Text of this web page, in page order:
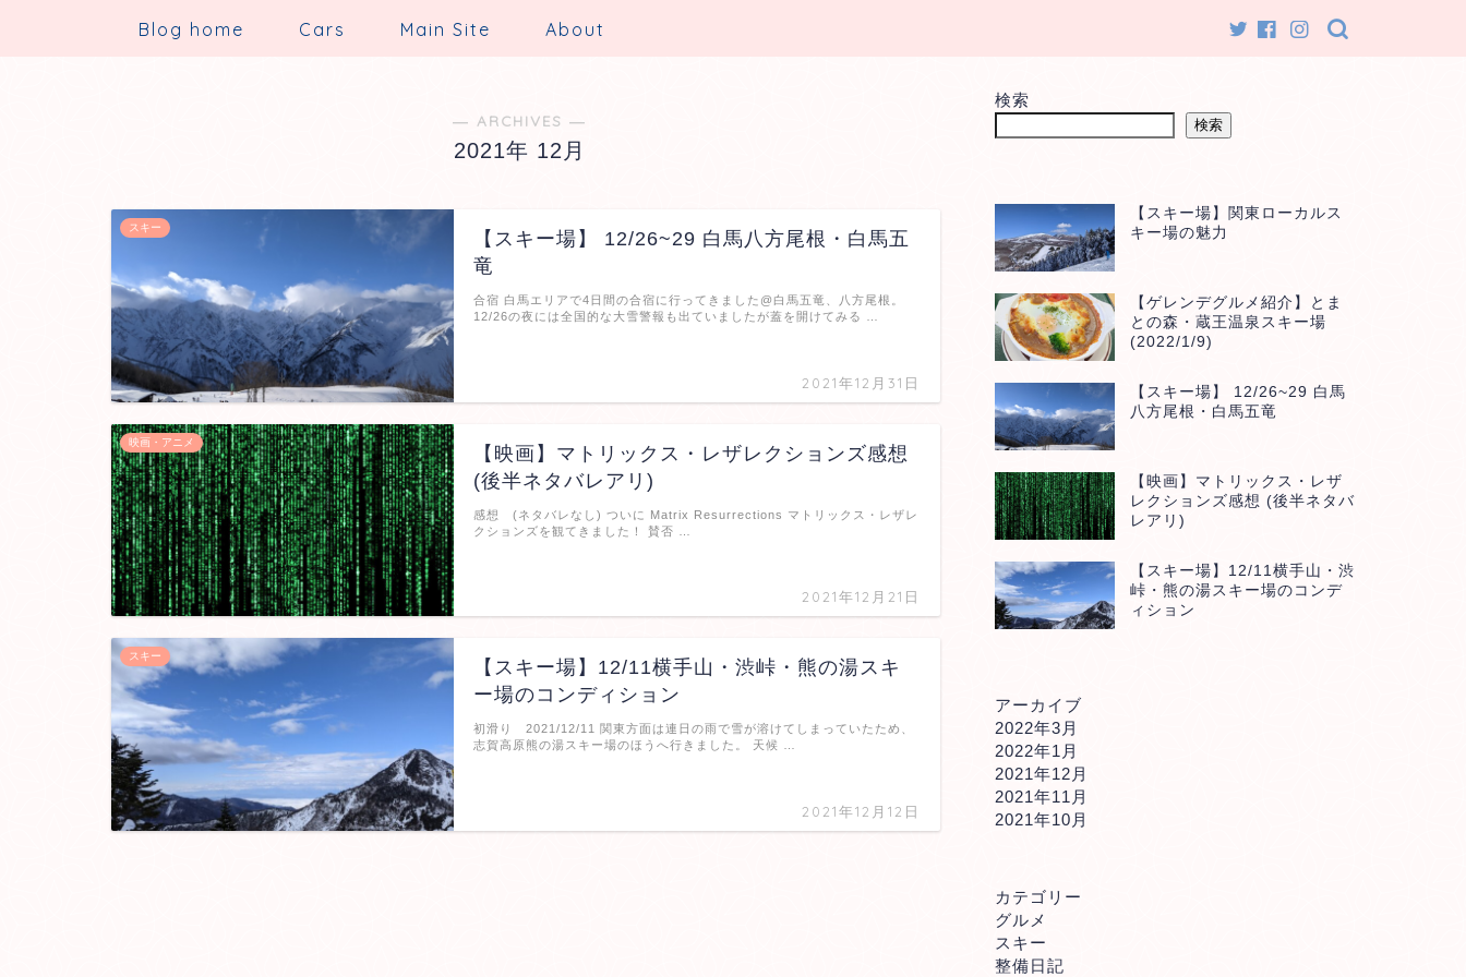
Blog home Cars Main Site About
― ARCHIVES ―
2021年 12月
スキー
【スキー場】 12/26~29 白馬八方尾根・白馬五
竜
2021年12月31日
合宿 白馬エリアで4日間の合宿に行ってきました@白馬五竜、八方尾根。
12/26の夜には全国的な大雪警報も出ていましたが蓋を開けてみる …
映画・アニメ
【映画】マトリックス・レザレクションズ感想
(後半ネタバレアリ)
2021年12月21日
感想 (ネタバレなし) ついに Matrix Resurrections マトリックス・レザレ
クションズを観てきました！ 賛否 …
スキー
【スキー場】12/11横手山・渋峠・熊の湯スキ
ー場のコンディション
2021年12月12日
初滑り 2021/12/11 関東方面は連日の雨で雪が溶けてしまっていたため、
志賀高原熊の湯スキー場のほうへ行きました。 天候 …
検索
検索
【スキー場】関東ローカルス
キー場の魅力
【ゲレンデグルメ紹介】とま
との森・蔵王温泉スキー場
(2022/1/9)
【スキー場】 12/26~29 白馬
八方尾根・白馬五竜
【映画】マトリックス・レザ
レクションズ感想 (後半ネタバ
レアリ)
【スキー場】12/11横手山・渋
峠・熊の湯スキー場のコンデ
ィション
アーカイブ
2022年3月
2022年1月
2021年12月
2021年11月
2021年10月
カテゴリー
グルメ
スキー
整備日記